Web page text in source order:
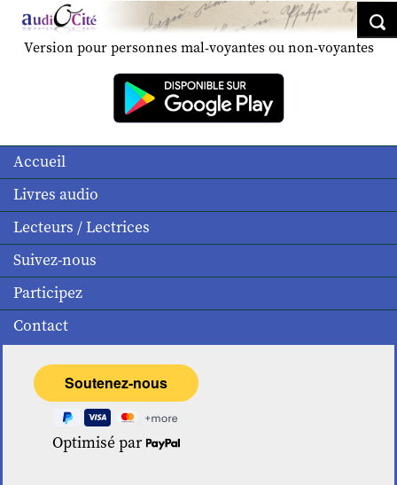
Version pour personnes mal-voyantes ou non-voyantes
Accueil
Livres audio
Lecteurs / Lectrices
Suivez-nous
Participez
Contact
Optimisé par